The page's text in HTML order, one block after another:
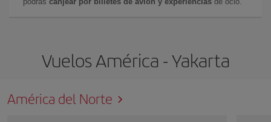
Vuelos América - Yakarta
América del Norte